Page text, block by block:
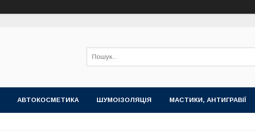
АВТОКОСМЕТИКА ШУМОІЗОЛЯЦІЯ МАСТИКИ, АНТИГРАВІЇ